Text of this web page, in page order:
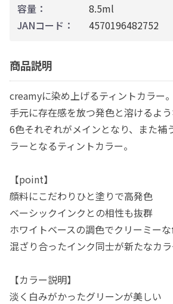
容量：
8.5ml
JANコード：
4570196482752
商品説明
creamyに染め上げるティントカラー。
手元に存在感を放つ発色と溶けるよう
6色それぞれがメインとなり、また補
ラーとなるティントカラー。
【point】
顔料にこだわりひと塗りで高発色
ベーシックインクとの相性も抜群
ホワイトベースの調色でクリーミー
混ざり合ったインク同士が新たなカ
【カラー説明】
淡く白みがかったグリーンが美しい